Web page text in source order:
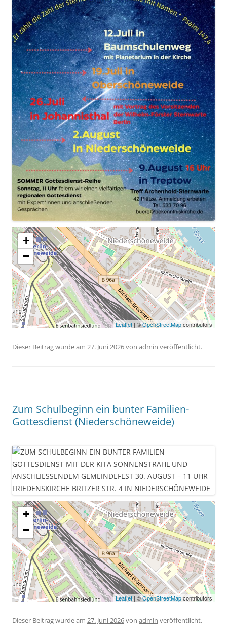
+
−
Leaflet| ©OpenStreetMapcontributors
Dieser Beitrag wurde am 27. Juni 2026von admin veröffentlicht.
Zum Schulbeginn ein bunter Familien-
Gottesdienst (Niederschöneweide)
+
−
Leaflet| ©OpenStreetMapcontributors
Dieser Beitrag wurde am 27. Juni 2026von admin veröffentlicht.